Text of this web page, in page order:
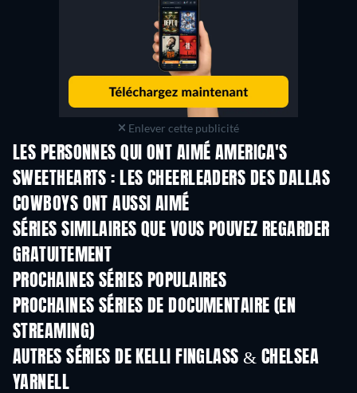
Enlever cette publicité
LES PERSONNES QUI ONT AIMÉ AMERICA'S
SWEETHEARTS : LES CHEERLEADERS DES DALLAS
COWBOYS ONT AUSSI AIMÉ
Série
SÉRIES SIMILAIRES QUE VOUS POUVEZ REGARDER
GRATUITEMENT
PROCHAINES SÉRIES POPULAIRES
Série Série
PROCHAINES SÉRIES DE DOCUMENTAIRE (EN
STREAMING)Saison 1
AUTRES SÉRIES DE KELLI FINGLASS & CHELSEA
YARNELL